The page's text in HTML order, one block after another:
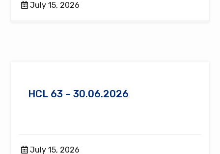
July 15, 2026
HCL 63 – 30.06.2026
July 15, 2026